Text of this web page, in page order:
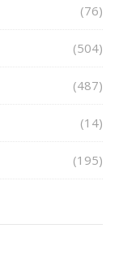
(76)
(504)
(487)
(14)
(195)